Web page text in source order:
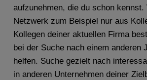
aufzunehmen, die du schon kennst.
Netzwerk zum Beispiel nur aus
Kollegen deiner aktuellen Firma
bei der Suche nach einem anderen
helfen. Suche gezielt nach
in anderen Unternehmen deiner